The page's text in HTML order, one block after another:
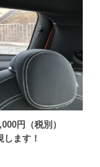
円（税別）
ます！